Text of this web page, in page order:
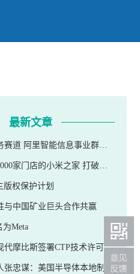
最新文章
阿里智能信息事业群成立夸克事业部
小米之家 打破信息不对称实现线上线下全面融合
版权保护计划
与中国矿业巨头合作共赢
为Meta
斯签署CTP技术许可与合作意向协议
：美国半导体本地制造不可能会成功